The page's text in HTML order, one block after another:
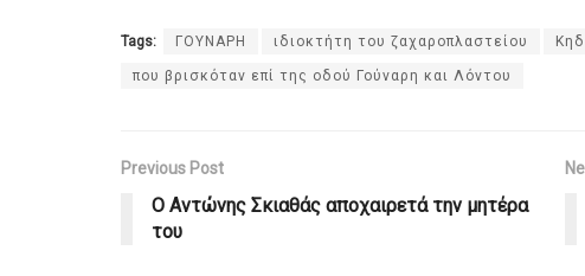
Tags: ΓΟΥΝΑΡΗ ιδιοκτήτη του ζαχαροπλαστείου
που βρισκόταν επί της οδού Γούναρη και Λόντου
Previous Post
Ο Αντώνης Σκιαθάς αποχαιρετά την μητέρα
του